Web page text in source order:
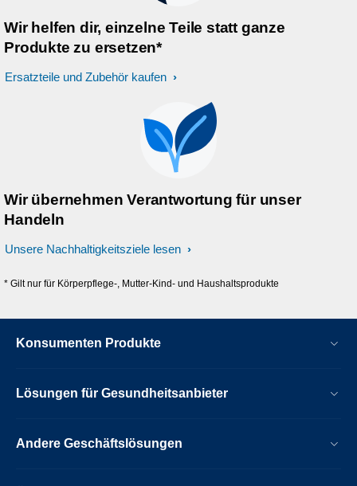
Wir helfen dir, einzelne Teile statt ganze
Produkte zu ersetzen*
Ersatzteile und Zubehör kaufen
Wir übernehmen Verantwortung für unser
Handeln
Unsere Nachhaltigkeitsziele lesen
* Gilt nur für Körperpflege-, Mutter-Kind- und Haushaltsprodukte
Konsumenten Produkte
Lösungen für Gesundheitsanbieter
Andere Geschäftslösungen